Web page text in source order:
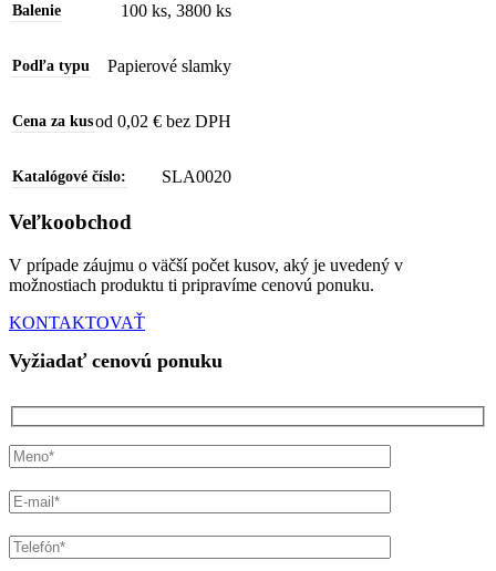
Balenie 100 ks, 3800 ks
Podľa typu Papierové slamky
Cena za kus‭od 0,02 € bez DPH
Katalógové číslo: SLA0020
Veľkoobchod
V prípade záujmu o väčší počet kusov, aký je uvedený v
možnostiach produktu ti pripravíme cenovú ponuku.
KONTAKTOVAŤ
Vyžiadať cenovú ponuku